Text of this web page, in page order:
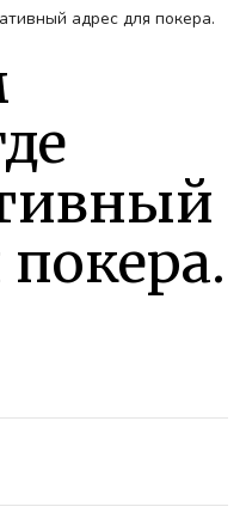
адрес для покера.